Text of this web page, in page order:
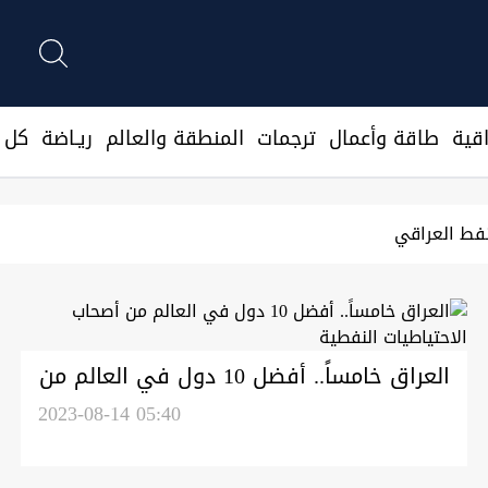
طاقة وأعمال ترجمات المنطقة والعالم ريـاضة كل
العراق خامساً.. أفضل 10 دول في العالم من
2023-08-14 05:40